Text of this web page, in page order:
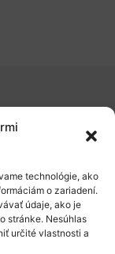
technológie, ako
o zariadení.
údaje, ako je
stránke. Nesúhlas
určité vlastnosti a